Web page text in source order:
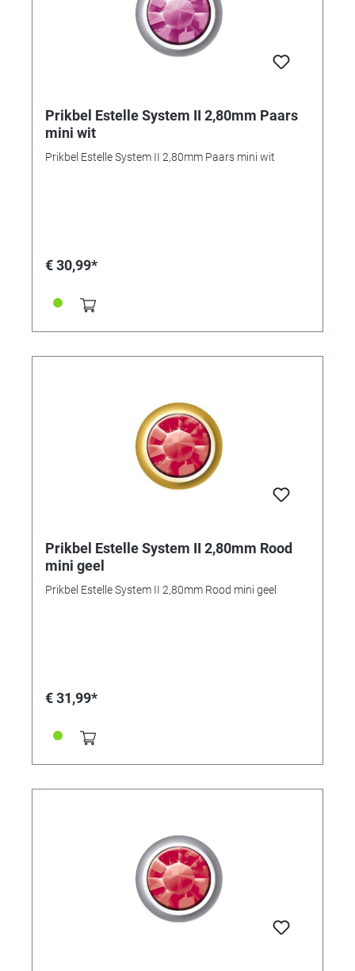
Prikbel Estelle System II 2,80mm Paars
mini wit
Prikbel Estelle System II 2,80mm Paars mini wit
€ 30,99*
Prikbel Estelle System II 2,80mm Rood
mini geel
Prikbel Estelle System II 2,80mm Rood mini geel
€ 31,99*